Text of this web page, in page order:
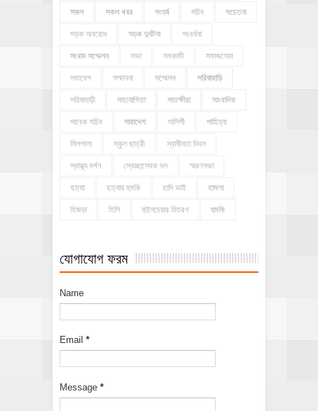
সকল সকল খবর সংঘর্ষ সচিব সচেতনা
সড়ক অবরোধ সড়ক দুর্ঘটনা সংবর্ধনা
সংবাদ সম্মেলন সভা সমকামী সমাজসেবা
সমাবেশ সম্মাননা সম্মেলন সরিষাবাড়ি
সরিষাবাড়ী সহযোগিতা সাতক্ষীরা সাংবাদিক
সাবেক সচিব সারাদেশ সালিশী সাহিত্য
সিলগালা স্কুল ছাত্রী স্বাধীনতা দিবস
স্বাস্থ্য দর্পণ স্বেচ্ছাসেবক দল স্মরণসভা
হত্যা হত্যার হুমকি হাদি ভাই হামলা
হিজড়া হিলি হুইলচেয়ার বিতরণ হুমকি
যোগাযোগ ফরম
Name
Email *
Message *